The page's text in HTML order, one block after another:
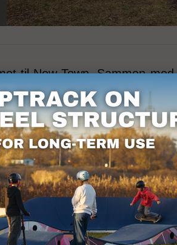
til New Town. Sammen
information om vores